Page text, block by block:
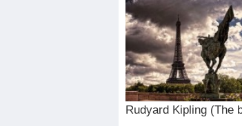
Rudyard Kipling